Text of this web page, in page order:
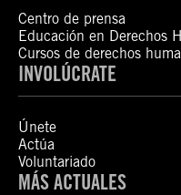
Centro de prensa
Educación en Derechos
Cursos de derechos
INVOLÚCRATE
Únete
Actúa
Voluntariado
MÁS ACTUALES